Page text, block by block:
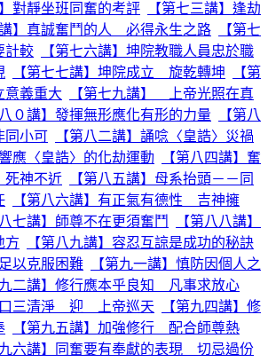
對靜坐班同奮的考評
【第七三講】逢劫
講】真誠奮鬥的人 必得永生之路
【第七
計較
【第七六講】坤院教職人員忠於職
【第七七講】坤院成立 旋乾轉坤
【第
意義重大
【第七九講】 上帝光照在真
八０講】發揮無形應化有形的力量
【第八
同小可
【第八二講】誦唸〈皇誥〉災禍
應〈皇誥〉的化劫運動
【第八四講】奮
神不近
【第八五講】母系抬頭－－同
【第八六講】有正氣有德性 吉神擁
八七講】師尊不在更須奮鬥
【第八八講】
方
【第八九講】容忍互諒是成功的秘訣
以克服困難
【第九一講】慎防因個人之
九二講】修行應本乎良知 凡事求放心
口三清淨 迎 上帝巡天
【第九四講】修
【第九五講】加強修行 配合師尊熱
九六講】同奮要有奉獻的表現 切忌過份